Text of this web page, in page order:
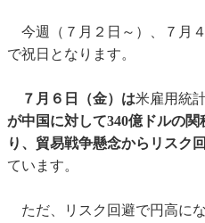
今週（７月２日～）、７月
で祝日となります。
７月 ６日（金）は米雇用統
が中国に対して340億ドルの
り、貿易戦争懸念からリスク
ています。
ただ、リスク回避で円高に